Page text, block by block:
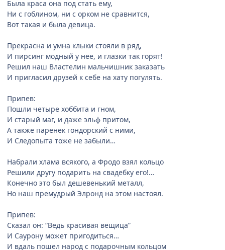
Была краса она под стать ему,
Ни с гоблином, ни с орком не сравнится,
Вот такая и была девица.
Прекрасна и умна клыки стояли в ряд,
И пирсинг модный у нее, и глазки так горят!
Решил наш Властелин мальчишник заказать
И пригласил друзей к себе на хату погулять.
Припев:
Пошли четыре хоббита и гном,
И старый маг, и даже эльф притом,
А также паренек гондорский с ними,
И Следопыта тоже не забыли…
Набрали хлама всякого, а Фродо взял кольцо
Решили другу подарить на свадебку его!…
Конечно это был дешевенький металл,
Но наш премудрый Элронд на этом настоял.
Припев:
Сказал он: “Ведь красивая вещица”
И Саурону может пригодиться…
И вдаль пошел народ с подарочным кольцом